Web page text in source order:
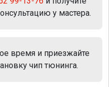
у мастера.
время и приезжайте
чип тюнинга.